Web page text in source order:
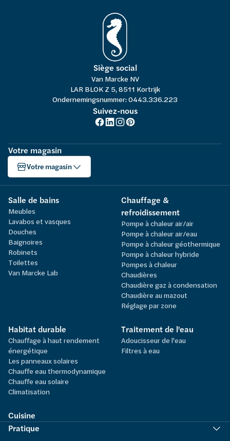
Siège social
Van Marcke NV
LAR BLOK Z 5, 8511 Kortrijk
Ondernemingsnummer: 0443.336.223
Suivez-nous
Votre magasin
Votre magasin
Salle de bains
Meubles
Lavabos et vasques
Douches
Baignoires
Robinets
Toilettes
Van Marcke Lab
Chauffage &
refroidissement
Pompe à chaleur air/air
Pompe à chaleur air/eau
Pompe à chaleur géothermique
Pompe à chaleur hybride
Pompes à chaleur
Chaudières
Chaudière gaz à condensation
Chaudière au mazout
Réglage par zone
Habitat durable
Chauffage à haut rendement
énergétique
Les panneaux solaires
Chauffe eau thermodynamique
Chauffe eau solaire
Climatisation
Traitement de l'eau
Adoucisseur de l'eau
Filtres à eau
Cuisine
Pratique